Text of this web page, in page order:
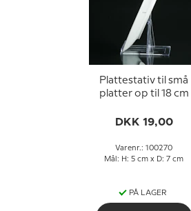
Plattestativ til små
platter op til 18 cm
DKK 19,00
Varenr.: 100270
Mål: H: 5 cm x D: 7 cm
PÅ LAGER